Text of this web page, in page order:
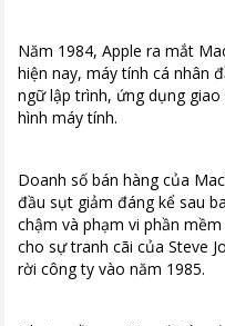
Năm 1984, Apple ra mắt
hiện nay, máy tính cá nhân
ngữ lập trình, ứng dụng
hình máy tính.
Doanh số bán hàng của
đầu sụt giảm đáng kể sau
chậm và phạm vi phần
cho sự tranh cãi của Steve
rời công ty vào năm 1985.